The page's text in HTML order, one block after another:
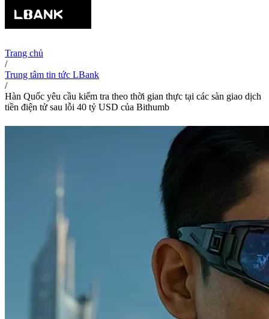
Trang chủ
/
Trung tâm tin tức LBank
/
Hàn Quốc yêu cầu kiểm tra theo thời gian thực tại các sàn giao dịch
tiền điện tử sau lỗi 40 tỷ USD của Bithumb